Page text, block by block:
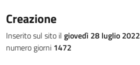
Creazione
Inserito sul sito il giovedì 28 luglio 2022
numero giorni 1472